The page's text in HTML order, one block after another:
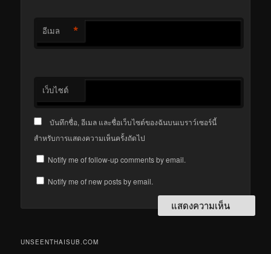
อีเมล *
เว็บไซต์
บันทึกชื่อ, อีเมล และชื่อเว็บไซต์ของฉันบนเบราว์เซอร์นี้
สำหรับการแสดงความเห็นครั้งถัดไป
Notify me of follow-up comments by email.
Notify me of new posts by email.
UNSEENTHAISUB.COM